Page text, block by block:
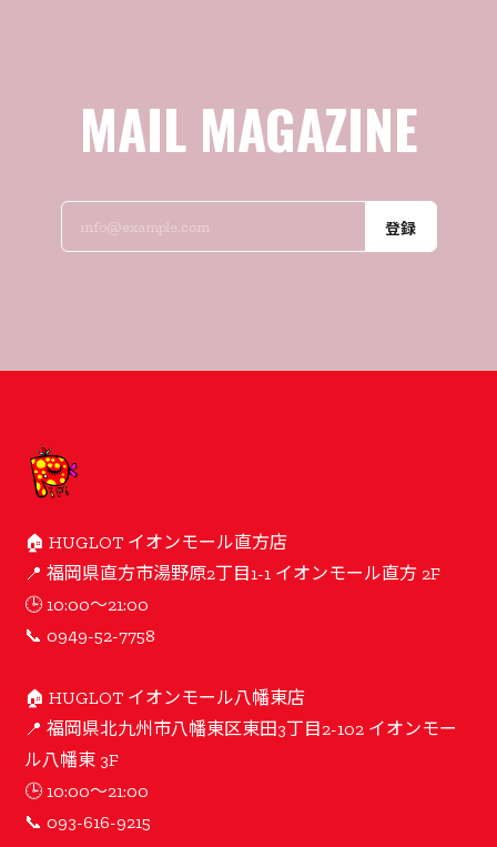
MAIL MAGAZINE
登録
🏠 HUGLOT イオンモール直方店
📍 福岡県直方市湯野原2丁目1-1 イオンモール直方 2F
🕒 10:00〜21:00
📞 0949-52-7758
🏠 HUGLOT イオンモール八幡東店
📍 福岡県北九州市八幡東区東田3丁目2-102 イオンモー
ル八幡東 3F
🕒 10:00〜21:00
📞 093-616-9215